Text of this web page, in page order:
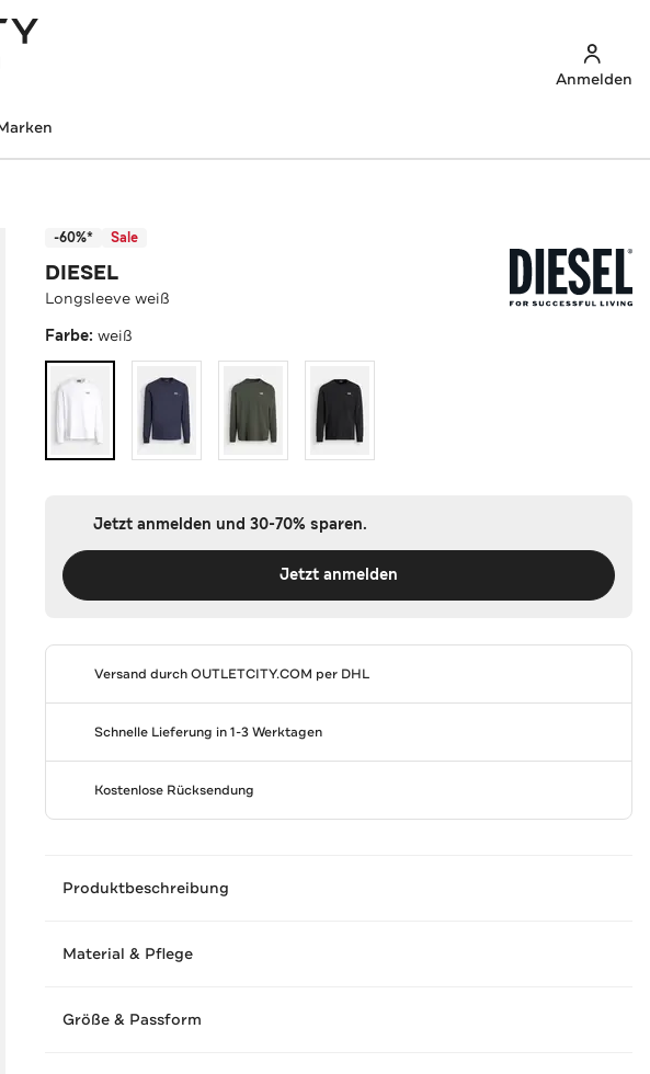
Anmelden
-60%* Sale
DIESEL
Longsleeve weiß
Farbe:weiß
Jetzt anmelden und 30-70% sparen.
Jetzt anmelden
Versand durchOUTLETCITY.COM per DHL
Schnelle Lieferung in 1-3 Werktagen
Kostenlose Rücksendung
Produktbeschreibung
Material & Pflege
Größe & Passform